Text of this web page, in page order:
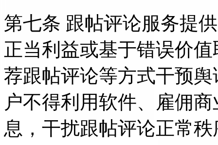
第七条 跟帖评论服务提
正当利益或基于错误价
荐跟帖评论等方式干预
户不得利用软件、雇佣
息，干扰跟帖评论正常